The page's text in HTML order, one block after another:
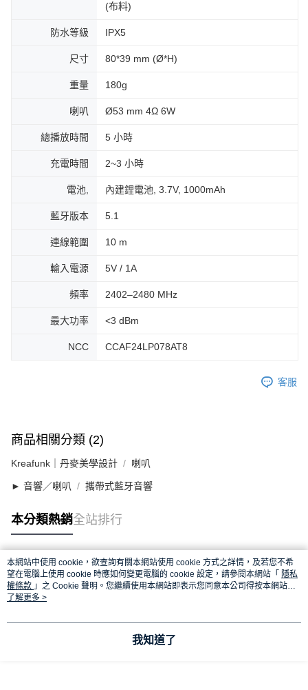
(布料)
防水等級 IPX5
尺寸 80*39 mm (Ø*H)
重量 180g
喇叭 Ø53 mm 4Ω 6W
總播放時間 5 小時
充電時間 2~3 小時
電池, 內建鋰電池, 3.7V, 1000mAh
藍牙版本 5.1
連線範圍 10 m
輸入電源 5V / 1A
頻率 2402–2480 MHz
最大功率 <3 dBm
NCC CCAF24LP078AT8
客服
商品相關分類 (2)
Kreafunk｜丹麥美學設計 喇叭
► 音響／喇叭 攜帶式藍牙音響
本分類熱銷全站排行
熱門標籤
本網站中使用 cookie，欲查詢有關本網站使用 cookie 方式之詳情，及若您不希
望在電腦上使用 cookie 時應如何變更電腦的 cookie 設定，請參閱本網站「 隱私
權條款 」之 Cookie 聲明。您繼續使用本網站即表示您同意本公司得按本網站使
用條款之 Cookie 聲明使用 cookie。
了解更多 >
我知道了